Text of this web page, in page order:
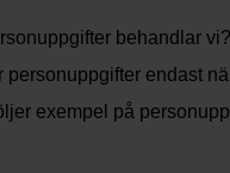
behandlar vi?
personuppgifter endast
exempel på